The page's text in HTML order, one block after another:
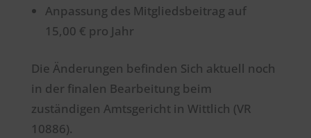
Anpassung des Mitgliedsbeitrag auf
15,00 € pro Jahr
Die Änderungen befinden Sich aktuell noch
in der finalen Bearbeitung beim
zuständigen Amtsgericht in Wittlich (VR
10886).